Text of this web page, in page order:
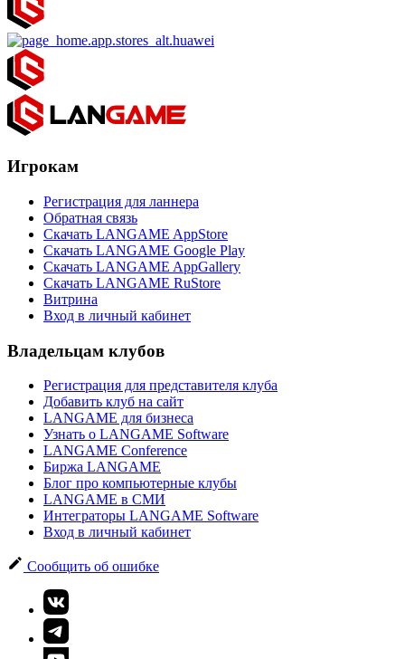
Игрокам
Регистрация для ланнера
Обратная связь
Скачать LANGAME AppStore
Скачать LANGAME Google Play
Скачать LANGAME AppGallery
Скачать LANGAME RuStore
Витрина
Вход в личный кабинет
Владельцам клубов
Регистрация для представителя клуба
Добавить клуб на сайт
LANGAME для бизнеса
Узнать о LANGAME Software
LANGAME Conference
Биржа LANGAME
Блог про компьютерные клубы
LANGAME в СМИ
Интеграторы LANGAME Software
Вход в личный кабинет
Сообщить об ошибке